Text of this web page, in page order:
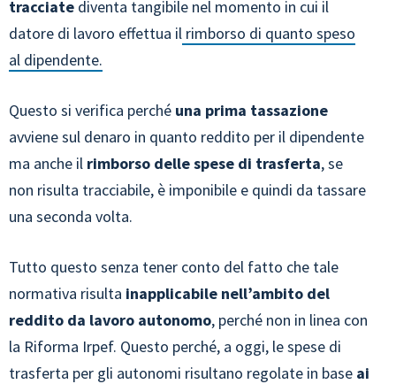
tracciate diventa tangibile nel momento in cui il
datore di lavoro effettua il rimborso di quanto speso
al dipendente.
Questo si verifica perché una prima tassazione
avviene sul denaro in quanto reddito per il dipendente
ma anche il rimborso delle spese di trasferta, se
non risulta tracciabile, è imponibile e quindi da tassare
una seconda volta.
Tutto questo senza tener conto del fatto che tale
normativa risulta inapplicabile nell’ambito del
reddito da lavoro autonomo, perché non in linea con
la Riforma Irpef. Questo perché, a oggi, le spese di
trasferta per gli autonomi risultano regolate in base ai